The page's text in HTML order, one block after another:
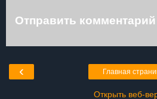
Отправить комментарий
‹ Главная
Открыть веб-